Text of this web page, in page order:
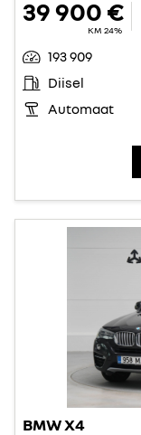
39 900 €
KM 24%
193 909
Diisel
Automaat
BMW X4